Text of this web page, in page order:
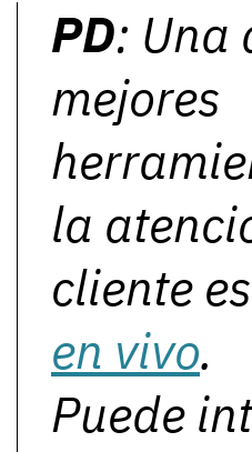
PD: Una
mejores
la
cliente
en vivo.
Puede